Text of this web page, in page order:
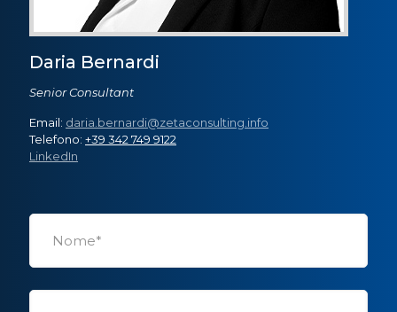
Daria Bernardi
Senior Consultant
Email: daria.bernardi@zetaconsulting.info
Telefono: +39 342 749 9122
LinkedIn